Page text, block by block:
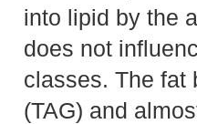
into lipid by the
does not
classes. The fat
(TAG) and